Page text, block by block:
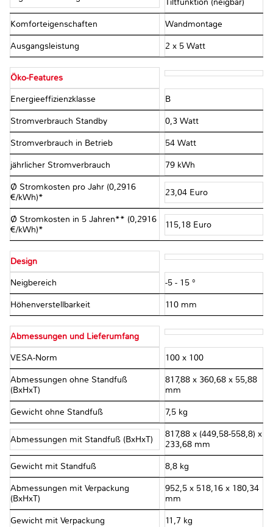
Tiltfunktion (neigbar)
Komforteigenschaften Wandmontage
Ausgangsleistung 2 x 5 Watt
Öko-Features
Energieeffizienzklasse B
Stromverbrauch Standby 0,3 Watt
Stromverbrauch in Betrieb 54 Watt
jährlicher Stromverbrauch 79 kWh
Ø Stromkosten pro Jahr (0,2916
€/kWh)*
23,04 Euro
Ø Stromkosten in 5 Jahren** (0,2916
€/kWh)*
115,18 Euro
Design
Neigbereich -5 - 15 °
Höhenverstellbarkeit 110 mm
Abmessungen und Lieferumfang
VESA-Norm 100 x 100
Abmessungen ohne Standfuß
(BxHxT)
817,88 x 360,68 x 55,88
mm
Gewicht ohne Standfuß 7,5 kg
Abmessungen mit Standfuß (BxHxT)
817,88 x (449,58-558,8) x
233,68 mm
Gewicht mit Standfuß 8,8 kg
Abmessungen mit Verpackung
(BxHxT)
952,5 x 518,16 x 180,34
mm
Gewicht mit Verpackung 11,7 kg